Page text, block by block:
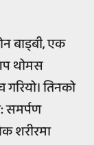
बाड्बी, एक
थोमस
तिनको
समर्पण
शरीरमा